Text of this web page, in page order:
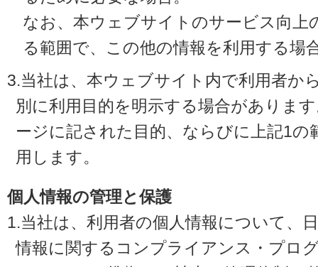
なお、本ウェブサイトのサービス向上
る範囲で、この他の情報を利用する場
3.当社は、本ウェブサイト内で利用者か
別に利用目的を明示する場合がありま
ージに記された目的、ならびに上記1の
用します。
個人情報の管理と保護
1.当社は、利用者の個人情報について、
情報に関するコンプライアンス・プロ